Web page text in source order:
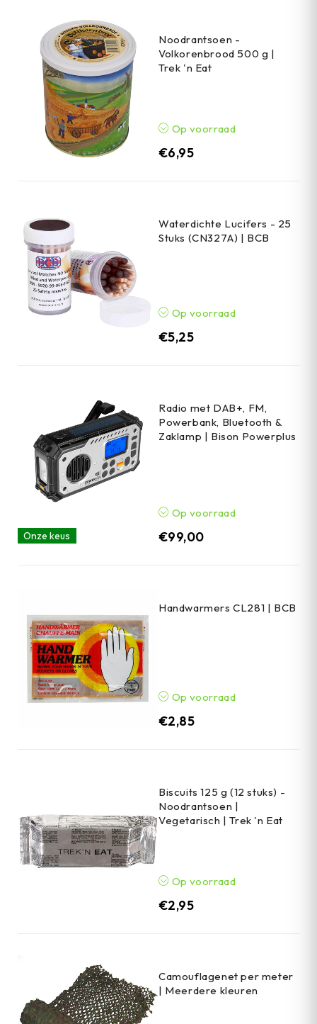
Noodrantsoen -
Volkorenbrood 500 g |
Trek 'n Eat
Op voorraad
€6,95
Waterdichte Lucifers - 25
Stuks (CN327A) | BCB
Op voorraad
€5,25
Onze keus
Radio met DAB+, FM,
Powerbank, Bluetooth &
Zaklamp | Bison Powerplus
Op voorraad
€99,00
Handwarmers CL281 | BCB
Op voorraad
€2,85
Biscuits 125 g (12 stuks) -
Noodrantsoen |
Vegetarisch | Trek 'n Eat
Op voorraad
€2,95
Camouflagenet per meter
| Meerdere kleuren